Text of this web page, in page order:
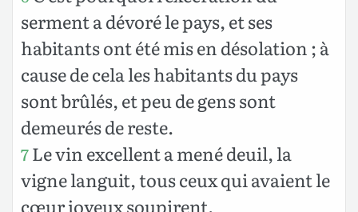
serment a dévoré le pays, et ses
habitants ont été mis en désolation ; à
cause de cela les habitants du pays
sont brûlés, et peu de gens sont
demeurés de reste.
7Le vin excellent a mené deuil, la
vigne languit, tous ceux qui avaient le
cœur joyeux soupirent.